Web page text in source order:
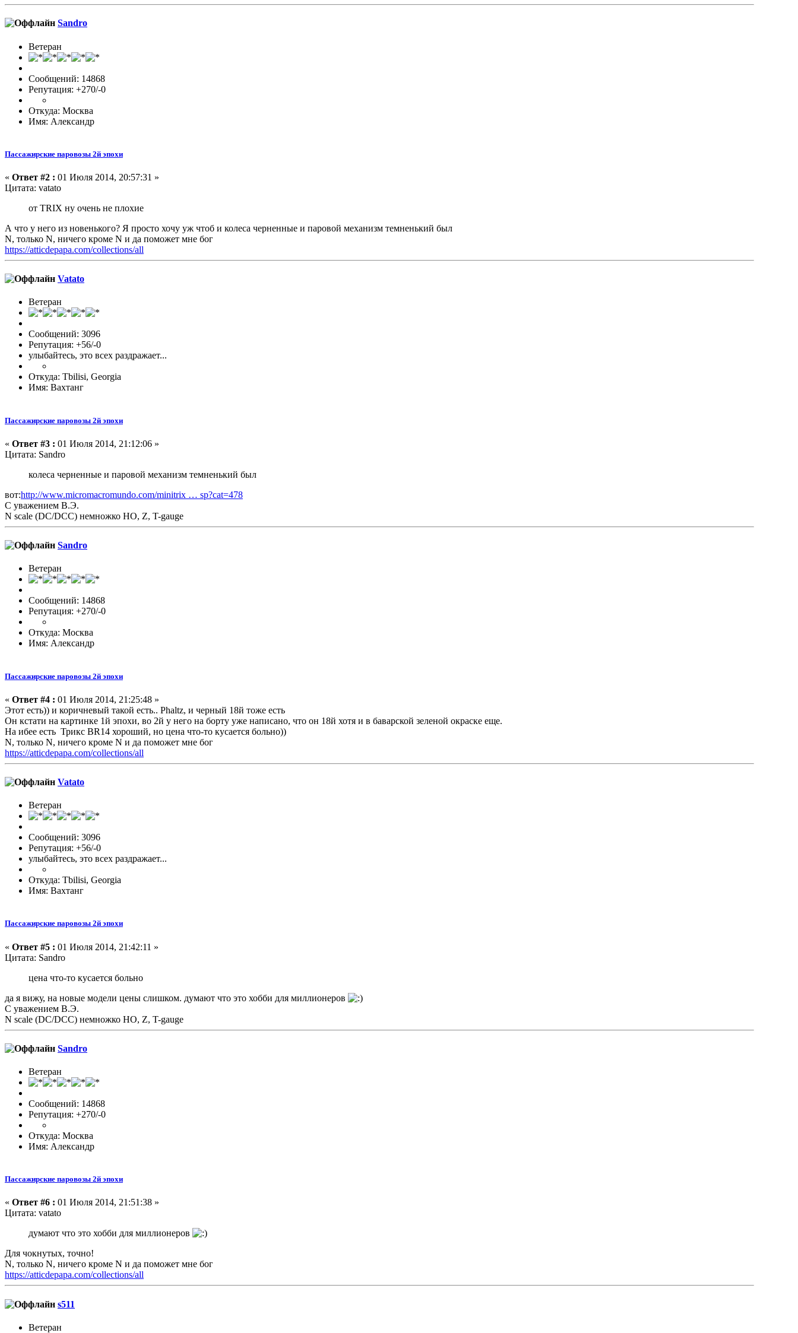
Sandro
Ветеран
Сообщений: 14868
Репутация: +270/-0
Откуда: Москва
Имя: Александр
Пассажирские паровозы 2й эпохи
« Ответ #2 : 01 Июля 2014, 20:57:31 »
Цитата: vatato
от TRIX ну очень не плохие
А что у него из новенького? Я просто хочу уж чтоб и колеса черненные и паровой механизм темненький был
N, только N, ничего кроме N и да поможет мне бог
https://atticdepapa.com/collections/all
Vatato
Ветеран
Сообщений: 3096
Репутация: +56/-0
улыбайтесь, это всех раздражает...
Откуда: Tbilisi, Georgia
Имя: Вахтанг
Пассажирские паровозы 2й эпохи
« Ответ #3 : 01 Июля 2014, 21:12:06 »
Цитата: Sandro
колеса черненные и паровой механизм темненький был
вот:http://www.micromacromundo.com/minitrix … sp?cat=478
С уважением В.Э.
N scale (DC/DCC) немножко HO, Z, T-gauge
Sandro
Ветеран
Сообщений: 14868
Репутация: +270/-0
Откуда: Москва
Имя: Александр
Пассажирские паровозы 2й эпохи
« Ответ #4 : 01 Июля 2014, 21:25:48 »
Этот есть)) и коричневый такой есть.. Phaltz, и черный 18й тоже есть
Он кстати на картинке 1й эпохи, во 2й у него на борту уже написано, что он 18й хотя и в баварской зеленой окраске еще.
На ибее есть Трикс BR14 хороший, но цена что-то кусается больно))
N, только N, ничего кроме N и да поможет мне бог
https://atticdepapa.com/collections/all
Vatato
Ветеран
Сообщений: 3096
Репутация: +56/-0
улыбайтесь, это всех раздражает...
Откуда: Tbilisi, Georgia
Имя: Вахтанг
Пассажирские паровозы 2й эпохи
« Ответ #5 : 01 Июля 2014, 21:42:11 »
Цитата: Sandro
цена что-то кусается больно
да я вижу, на новые модели цены слишком. думают что это хобби для миллионеров
С уважением В.Э.
N scale (DC/DCC) немножко HO, Z, T-gauge
Sandro
Ветеран
Сообщений: 14868
Репутация: +270/-0
Откуда: Москва
Имя: Александр
Пассажирские паровозы 2й эпохи
« Ответ #6 : 01 Июля 2014, 21:51:38 »
Цитата: vatato
думают что это хобби для миллионеров
Для чокнутых, точно!
N, только N, ничего кроме N и да поможет мне бог
https://atticdepapa.com/collections/all
s511
Ветеран